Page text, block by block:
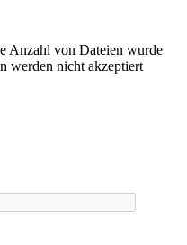
Anzahl von Dateien wurde
werden nicht akzeptiert